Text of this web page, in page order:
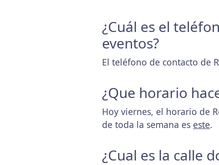
¿Cuál es el
eventos?
El teléfono de contacto de
¿Que horario
Hoy viernes, el horario de
de toda la semana es este.
¿Cual es la calle